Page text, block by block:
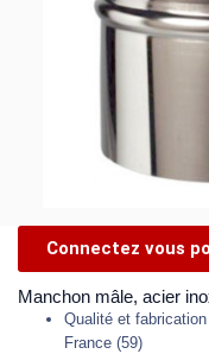
Connectez vous
Manchon mâle, acier
Qualité et
France (59)